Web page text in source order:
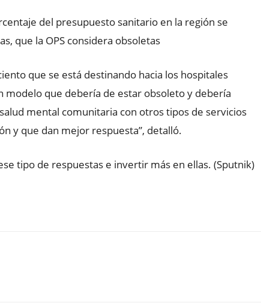
del presupuesto sanitario en la región se
que la OPS considera obsoletas
que se está destinando hacia los hospitales
modelo que debería de estar obsoleto y debería
mental comunitaria con otros tipos de servicios
y que dan mejor respuesta”, detalló.
tipo de respuestas e invertir más en ellas. (Sputnik)